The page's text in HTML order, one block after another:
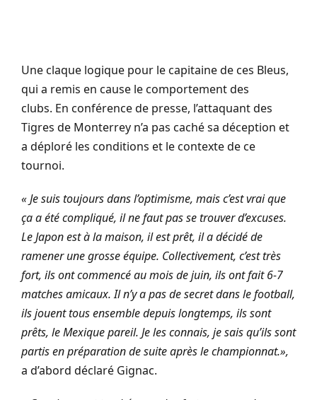
Une claque logique pour le capitaine de ces Bleus,
qui a remis en cause le comportement des
clubs. En conférence de presse, l’attaquant des
Tigres de Monterrey n’a pas caché sa déception et
a déploré les conditions et le contexte de ce
tournoi.
« Je suis toujours dans l’optimisme, mais c’est vrai que
ça a été compliqué, il ne faut pas se trouver d’excuses.
Le Japon est à la maison, il est prêt, il a décidé de
ramener une grosse équipe. Collectivement, c’est très
fort, ils ont commencé au mois de juin, ils ont fait 6-7
matches amicaux. Il n’y a pas de secret dans le football,
ils jouent tous ensemble depuis longtemps, ils sont
prêts, le Mexique pareil. Je les connais, je sais qu’ils sont
partis en préparation de suite après le championnat.»,
a d’abord déclaré Gignac.